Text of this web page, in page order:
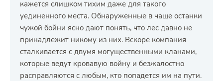
кажется слишком тихим даже для такого
уединенного места. Обнаруженные в чаще останки
чужой бойни ясно дают понять, что лес давно не
принадлежит никому из них. Вскоре компания
сталкивается с двумя могущественными кланами,
которые ведут кровавую войну и безжалостно
расправляются с любым, кто попадется им на пути.